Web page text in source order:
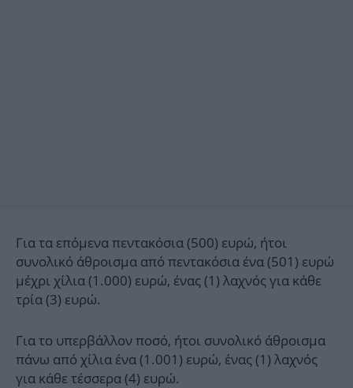
Για τα επόμενα πεντακόσια (500) ευρώ, ήτοι
συνολικό άθροισμα από πεντακόσια ένα (501) ευρώ
μέχρι χίλια (1.000) ευρώ, ένας (1) λαχνός για κάθε
τρία (3) ευρώ.
Για το υπερβάλλον ποσό, ήτοι συνολικό άθροισμα
πάνω από χίλια ένα (1.001) ευρώ, ένας (1) λαχνός
για κάθε τέσσερα (4) ευρώ.